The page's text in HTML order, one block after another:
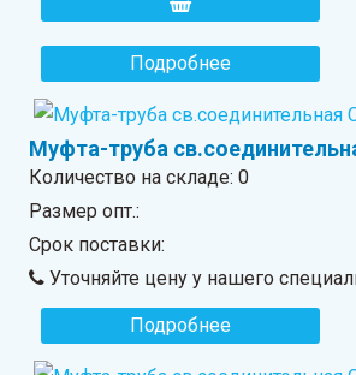
Подробнее
Муфта-труба
Количество на складе:0
Размер опт.:
Срок поставки:
Уточняйте цену у нашего
Подробнее